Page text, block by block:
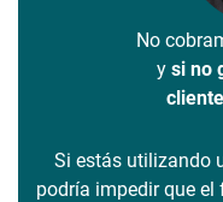
No
y si no
Si estás utilizando
podría impedir que